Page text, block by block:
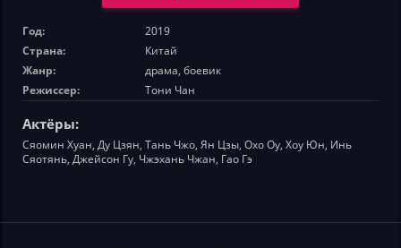
Год:
2019
Страна:
Китай
Жанр:
драма, боевик
Режиссер:
Тони Чан
Актёры:
Сяомин Хуан, Ду Цзян, Тань Чжо, Ян Цзы, Охо Оу, Хоу Юн, Инь
Сяотянь, Джейсон Гу, Чжэхань Чжан, Гао Гэ